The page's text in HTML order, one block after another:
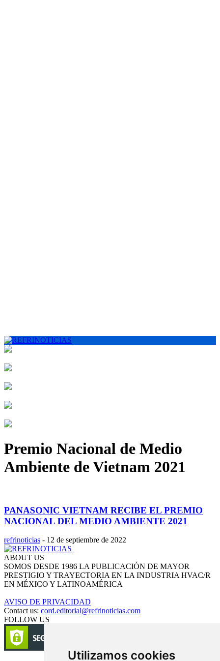
Utilizamos cookies
Premio Nacional de Medio
Ambiente de Vietnam 2021
PANASONIC VIETNAM RECIBE EL PREMIO
NACIONAL DEL MEDIO AMBIENTE 2021
refrinoticias - 12 de septiembre de 2022
ABOUT US
SOMOS DESDE 1986 LA PUBLICACIÓN DE MAYOR
PRESTIGIO Y TRAYECTORIA EN LA INDUSTRIA HVAC/R
EN MÉXICO Y LATINOAMÉRICA
AVISO DE PRIVACIDAD
Contact us: cord.editorial@refrinoticias.com
FOLLOW US